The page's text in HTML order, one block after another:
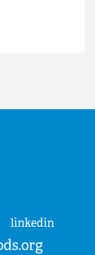
linkedin